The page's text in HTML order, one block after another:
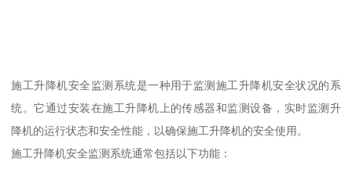
施工升降机安全监测系统是一种用于监测施工升降机安全状况的系
统。它通过安装在施工升降机上的传感器和监测设备，实时监测升
降机的运行状态和安全性能，以确保施工升降机的安全使用。
施工升降机安全监测系统通常包括以下功能：